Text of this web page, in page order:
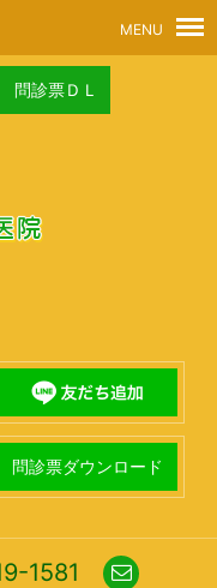
1581
問診票ダウンロード
問診票ＤＬ